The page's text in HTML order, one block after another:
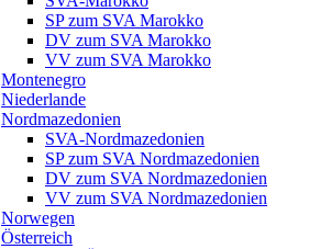
SP zum SVA Marokko
DV zum SVA Marokko
VV zum SVA Marokko
Montenegro
Niederlande
Nordmazedonien
SVA-Nordmazedonien
SP zum SVA Nordmazedonien
DV zum SVA Nordmazedonien
VV zum SVA Nordmazedonien
Norwegen
Österreich